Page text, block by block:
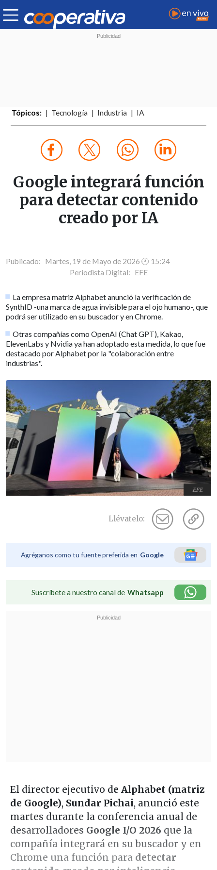
Tópicos: Tecnología Industria IA
Google integrará función
para detectar contenido
creado por IA
Publicado: Martes, 19 de Mayo de 2026 🕐 15:24
Periodista Digital: EFE
La empresa matriz Alphabet anunció la verificación de
SynthID -una marca de agua invisible para el ojo humano-, que
podrá ser utilizado en su buscador y en Chrome.
Otras compañías como OpenAI (Chat GPT), Kakao,
ElevenLabs y Nvidia ya han adoptado esta medida, lo que fue
destacado por Alphabet por la "colaboración entre
industrias".
EFE
Llévatelo:
Agréganos como tu fuente preferida en Google
Suscríbete a nuestro canal de Whatsapp
El director ejecutivo de Alphabet (matriz
de Google), Sundar Pichai, anunció este
martes durante la conferencia anual de
desarrolladores Google I/O 2026 que la
compañía integrará en su buscador y en
Chrome una función paradetectar